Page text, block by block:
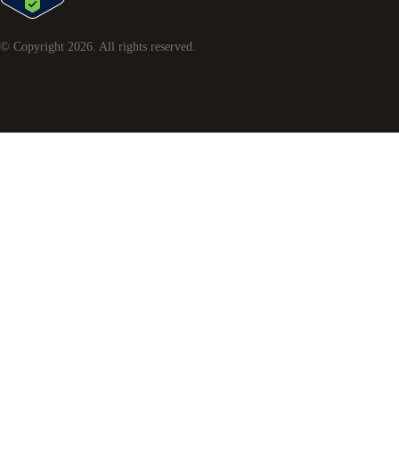
© Copyright 2026. All rights reserved.